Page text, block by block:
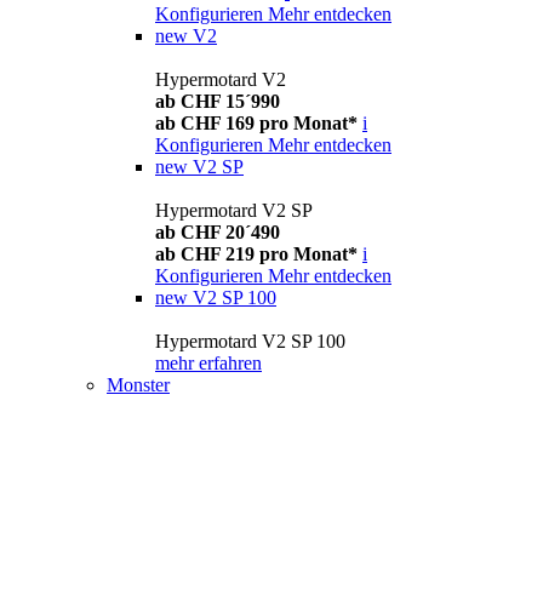
Konfigurieren Mehr entdecken
new V2
Hypermotard V2
ab CHF 15´990
ab CHF 169 pro Monat* i
Konfigurieren Mehr entdecken
new V2 SP
Hypermotard V2 SP
ab CHF 20´490
ab CHF 219 pro Monat* i
Konfigurieren Mehr entdecken
new V2 SP 100
Hypermotard V2 SP 100
mehr erfahren
Monster